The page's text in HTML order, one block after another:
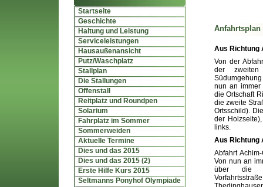
Startseite
Geschichte
Haltung und Leistung
Serviceleistungen
Hausaußenansicht
Putz/Waschplatz
Stallplan
Die Stallungen
Offenstall
Reitplatz und Roundpen
Solarium
Fahrplatz im Sommer
Sommerweiden
Aktuelle Termine
Dies und das 2015
Dies und das 2015 (2)
Erste Hilfe Kurs 2015
Seltmanns Ponyhof Olympiade
Anfahrtsplan
Aus Richtung
Von der
der
nun an immer
die Ortschaft
die zweite
Ortsschild).
der
links.
Aus Richtung
Abfahrt
Von nun an
über die